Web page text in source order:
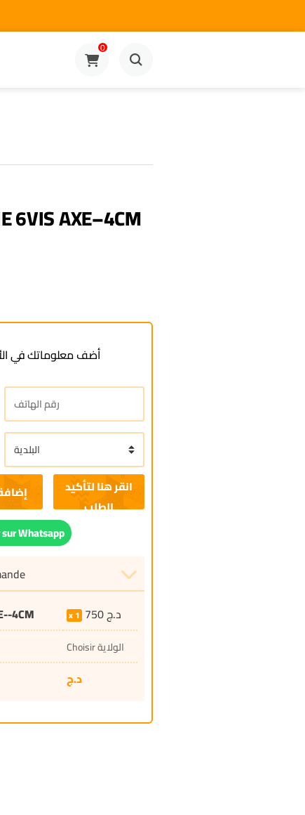
0
6VIS AXE–4CM
أضف معلوماتك في
Whatsapp
4CM
1 750د.ج
Choisir الولاية
د.ج